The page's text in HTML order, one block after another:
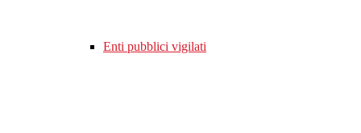
Enti pubblici vigilati